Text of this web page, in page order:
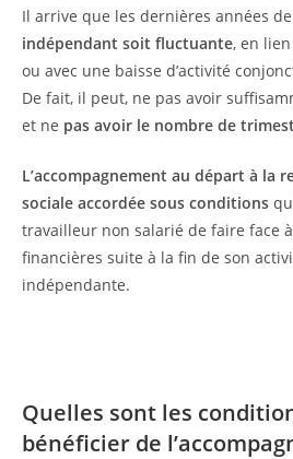
Il arrive que les dernières années de
indépendant soit fluctuante, en
ou avec une baisse d’activité
De fait, il peut, ne pas avoir
et ne pas avoir le nombre de
L’accompagnement au départ à la
sociale accordée sous conditions
travailleur non salarié de faire face
financières suite à la fin de son
indépendante.
Quelles sont les
bénéficier de